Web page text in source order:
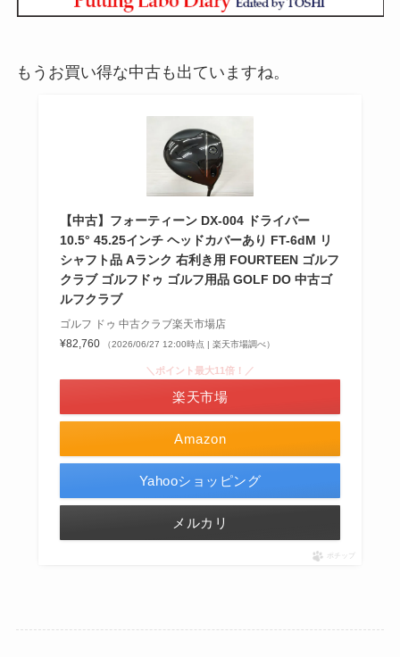
もうお買い得な中古も出ていますね。
【中古】フォーティーン DX-004 ドライバー
10.5° 45.25インチ ヘッドカバーあり FT-6dM リ
シャフト品 Aランク 右利き用 FOURTEEN ゴルフ
クラブ ゴルフドゥ ゴルフ用品 GOLF DO 中古ゴ
ルフクラブ
ゴルフ ドゥ 中古クラブ楽天市場店
¥82,760
（2026/06/27 12:00時点 | 楽天市場調べ）
Amazon
＼ポイント最大11倍！／
楽天市場
Yahooショッピング
メルカリ
ポチップ